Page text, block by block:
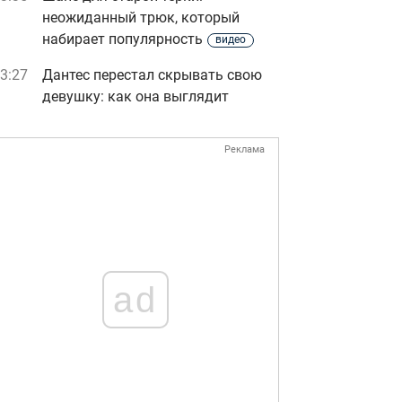
неожиданный трюк, который
набирает популярность
видео
Дантес перестал скрывать свою
девушку: как она выглядит
Реклама
ad